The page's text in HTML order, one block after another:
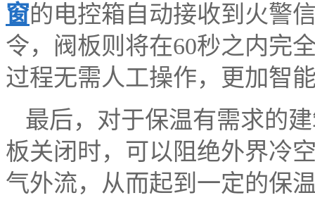
窗的电控箱自动接收到火警
令，阀板则将在60秒之内完
过程无需人工操作，更加智
最后，对于保温有需求的
板关闭时，可以阻绝外界冷
气外流，从而起到一定的保